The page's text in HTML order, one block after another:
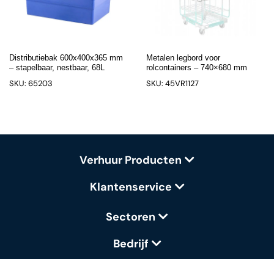
Distributiebak 600x400x365 mm
– stapelbaar, nestbaar, 68L
SKU: 65203
Metalen legbord voor
rolcontainers – 740×680 mm
SKU: 45VR1127
Verhuur Producten
Klantenservice
Sectoren
Bedrijf